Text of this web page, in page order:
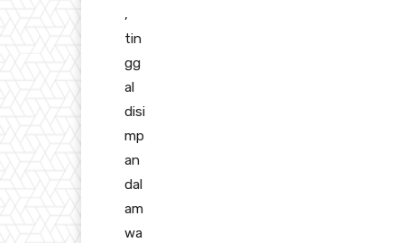
,
tin
gg
al
disi
mp
an
dal
am
wa